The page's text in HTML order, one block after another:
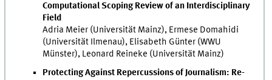
Computational Scoping Review of an Interdisciplinary
Field
Adria Meier (Universität Mainz), Ermese Domahidi
(Universität Ilmenau), Elisabeth Günter (WWU
Münster), Leonard Reineke (Universität Mainz)
Protecting Against Repercussions of Journalism: Re-